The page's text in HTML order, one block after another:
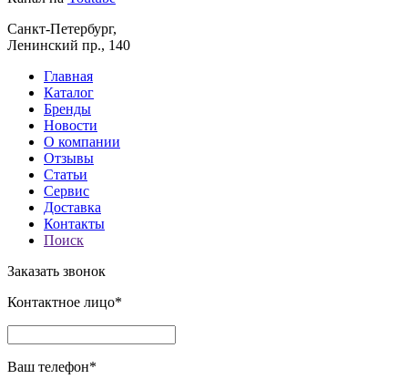
Санкт-Петербург,
Ленинский пр., 140
Главная
Каталог
Бренды
Новости
О компании
Отзывы
Статьи
Сервис
Доставка
Контакты
Поиск
Заказать звонок
Контактное лицо*
Ваш телефон*